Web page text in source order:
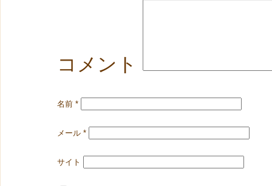
コメント
名前 *
メール *
サイト